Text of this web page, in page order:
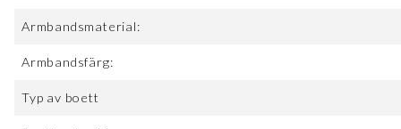
Armbandsmaterial:
Armbandsfärg:
Typ av boett